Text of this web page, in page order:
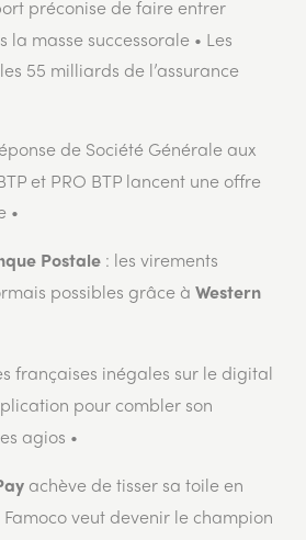
préconise de faire entrer
la masse successorale • Les
55 milliards de l’assurance
de Société Générale aux
et PRO BTP lancent une offre
•
Postale : les virements
possibles grâce à Western
françaises inégales sur le digital
pour combler son
agios •
achève de tisser sa toile en
Famoco veut devenir le champion